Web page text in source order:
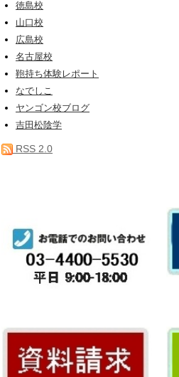
徳島校
山口校
広島校
名古屋校
鞄持ち体験レポート
なでしこ
ヤンゴン校ブログ
吉田松陰学
RSS 2.0